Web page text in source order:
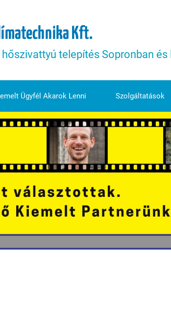
Kft.
telepítés Sopronban és
Ügyfél Akarok Lenni Szolgáltatások